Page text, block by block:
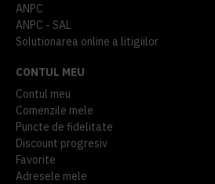
ANPC
ANPC - SAL
Solutionarea online a litigiilor
CONTUL MEU
Contul meu
Comenzile mele
Puncte de fidelitate
Discount progresiv
Favorite
Adresele mele